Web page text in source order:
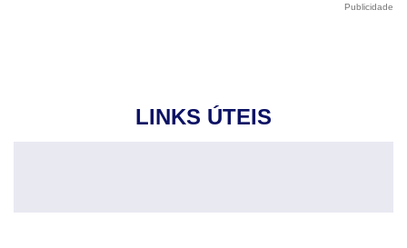
Publicidade
LINKS ÚTEIS